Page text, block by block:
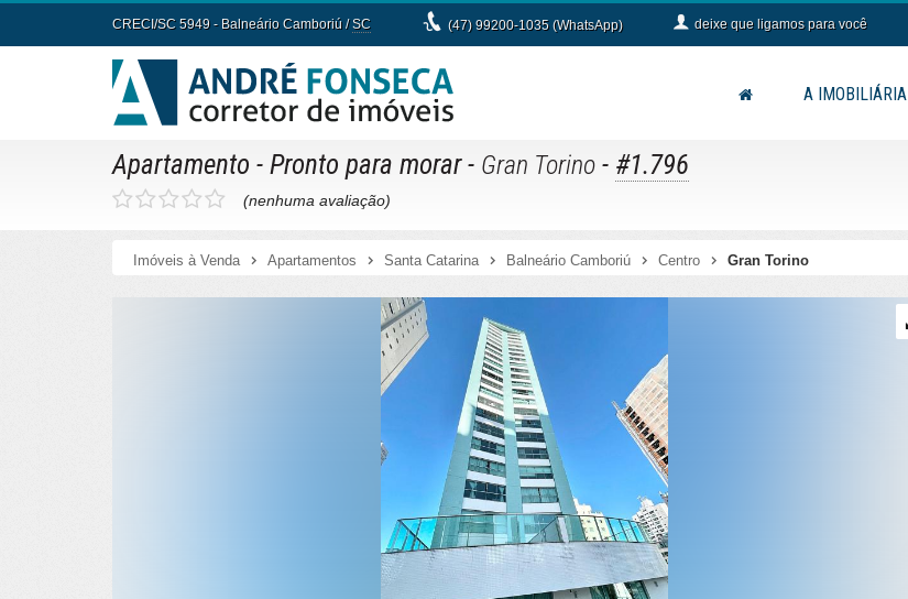
CRECI/SC 5949 - Balneário Camboriú /SC (47) 99200-1035 (WhatsApp) deixe que ligamos para você
A IMOBILIÁRIA
Apartamento - Pronto para morar- Gran Torino - #1.796
(nenhuma avaliação)
Imóveis à Venda Apartamentos Santa Catarina Balneário Camboriú Centro Gran Torino